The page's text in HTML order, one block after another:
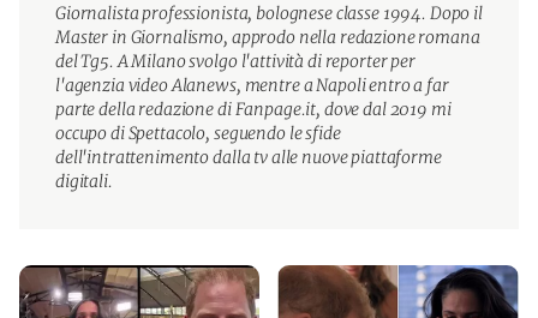
Giornalista professionista, bolognese classe 1994. Dopo il
Master in Giornalismo, approdo nella redazione romana
del Tg5. A Milano svolgo l'attività di reporter per
l'agenzia video Alanews, mentre a Napoli entro a far
parte della redazione di Fanpage.it, dove dal 2019 mi
occupo di Spettacolo, seguendo le sfide
dell'intrattenimento dalla tv alle nuove piattaforme
digitali.